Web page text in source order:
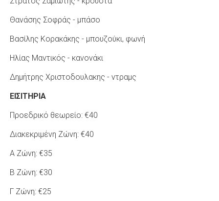
Θανάσης Σοφράς - μπάσο
Βασίλης Κορακάκης - μπουζούκι, φωνή
Ηλίας Μαντικός - κανονάκι
Δημήτρης Χριστοδουλακης - ντραμς
ΕΙΣΙΤΗΡΙΑ
Προεδρικό θεωρείο: €40
Διακεκριμένη Ζώνη: €40
Α Ζώνη: €35
Β Ζώνη: €30
Γ Ζώνη: €25